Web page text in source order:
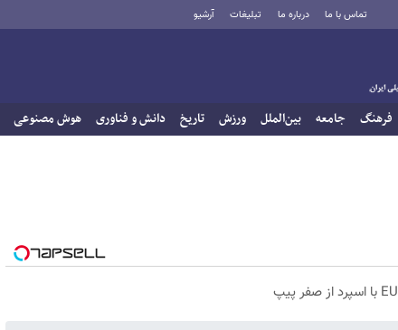
تماس با ما درباره ما تبلیغات آرشیو
فرهنگ جامعه بین‌الملل ورزش تاریخ دانش و فناوری هوش مصنوعی